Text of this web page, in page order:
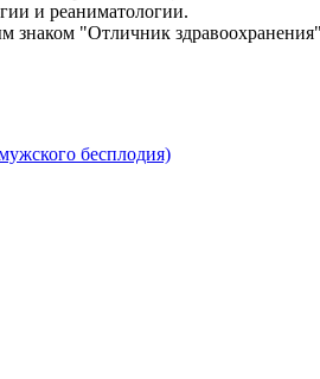
и реаниматологии.
знаком "Отличник
бесплодия)